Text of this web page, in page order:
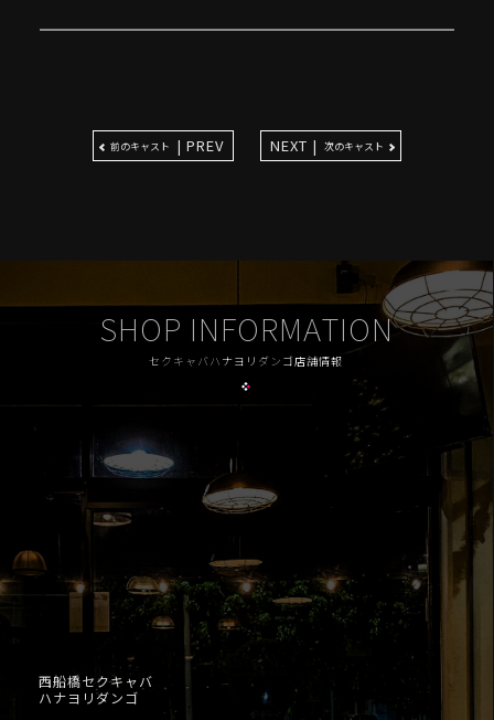
前のキャスト | PREV NEXT | 次のキャスト
SHOP INFORMATION
セクキャバハナヨリダンゴ店舗情報
西船橋セクキャバ
ハナヨリダンゴ